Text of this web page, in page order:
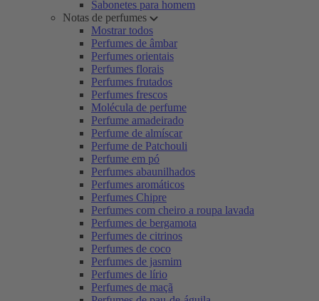
Sabonetes para homem
Notas de perfumes
Mostrar todos
Perfumes de âmbar
Perfumes orientais
Perfumes florais
Perfumes frutados
Perfumes frescos
Molécula de perfume
Perfume amadeirado
Perfume de almíscar
Perfume de Patchouli
Perfume em pó
Perfumes abaunilhados
Perfumes aromáticos
Perfumes Chipre
Perfumes com cheiro a roupa lavada
Perfumes de bergamota
Perfumes de citrinos
Perfumes de coco
Perfumes de jasmim
Perfumes de lírio
Perfumes de maçã